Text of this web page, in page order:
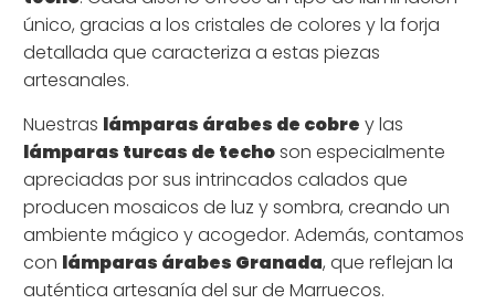
único, gracias a los cristales de colores y la forja
detallada que caracteriza a estas piezas
artesanales.
Nuestras lámparas árabes de cobre y las
lámparas turcas de techoson especialmente
apreciadas por sus intrincados calados que
producen mosaicos de luz y sombra, creando un
ambiente mágico y acogedor. Además, contamos
con lámparas árabes Granada, que reflejan la
auténtica artesanía del sur de Marruecos.